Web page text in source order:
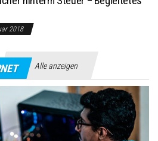
2018
Alle anzeigen